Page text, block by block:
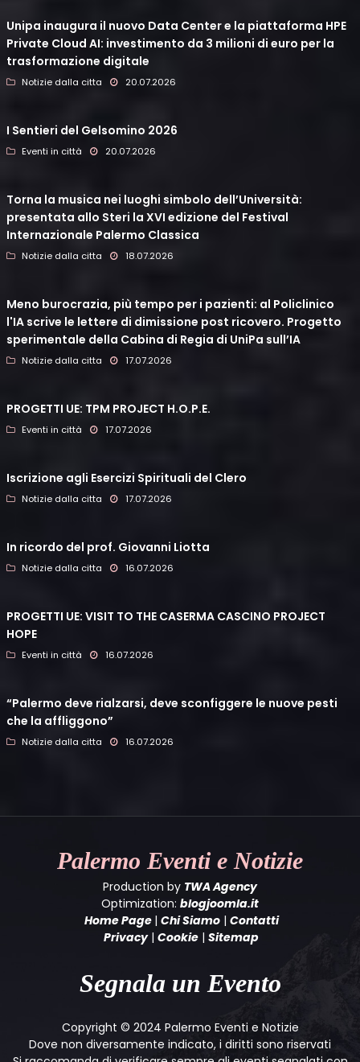
Unipa inaugura il nuovo Data Center e la piattaforma HPE
Private Cloud AI: investimento da 3 milioni di euro per la
trasformazione digitale
Notizie dalla citta 20.07.2026
I Sentieri del Gelsomino 2026
Eventi in città 20.07.2026
Torna la musica nei luoghi simbolo dell’Università:
presentata allo Steri la XVI edizione del Festival
Internazionale Palermo Classica
Notizie dalla citta 18.07.2026
Meno burocrazia, più tempo per i pazienti: al Policlinico
l'IA scrive le lettere di dimissione post ricovero. Progetto
sperimentale della Cabina di Regia di UniPa sull’IA
Notizie dalla citta 17.07.2026
PROGETTI UE: TPM PROJECT H.O.P.E.
Eventi in città 17.07.2026
Iscrizione agli Esercizi Spirituali del Clero
Notizie dalla citta 17.07.2026
In ricordo del prof. Giovanni Liotta
Notizie dalla citta 16.07.2026
PROGETTI UE: VISIT TO THE CASERMA CASCINO PROJECT
HOPE
Eventi in città 16.07.2026
“Palermo deve rialzarsi, deve sconfiggere le nuove pesti
che la affliggono”
Notizie dalla citta 16.07.2026
Palermo Eventi e Notizie
Production by TWA Agency
Optimization: blogjoomla.it
Home Page | Chi Siamo| Contatti
Privacy| Cookie | Sitemap
Segnala un Evento
Copyright © 2024 Palermo Eventi e Notizie
Dove non diversamente indicato, i diritti sono riservati